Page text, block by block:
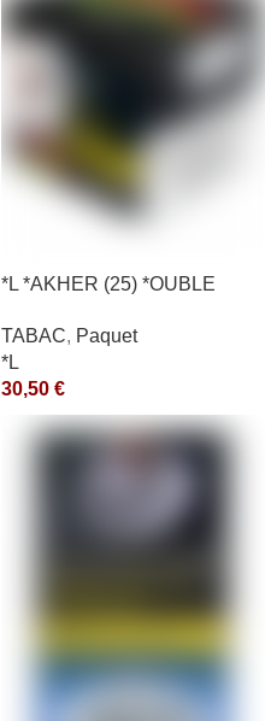
*L *AKHER (25) *OUBLE
TABAC, Paquet
*L
30,50 €